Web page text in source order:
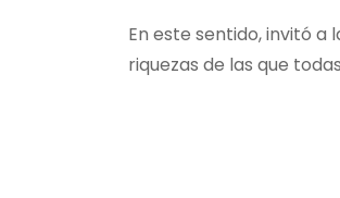
En este sentido, invitó
riquezas de las que